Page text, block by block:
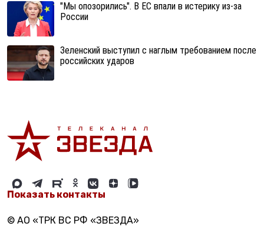
"Мы опозорились". В ЕС впали в истерику из-за
России
Зеленский выступил с наглым требованием после
российских ударов
Показать контакты
© АО «ТРК ВС РФ «ЗВЕЗДА»